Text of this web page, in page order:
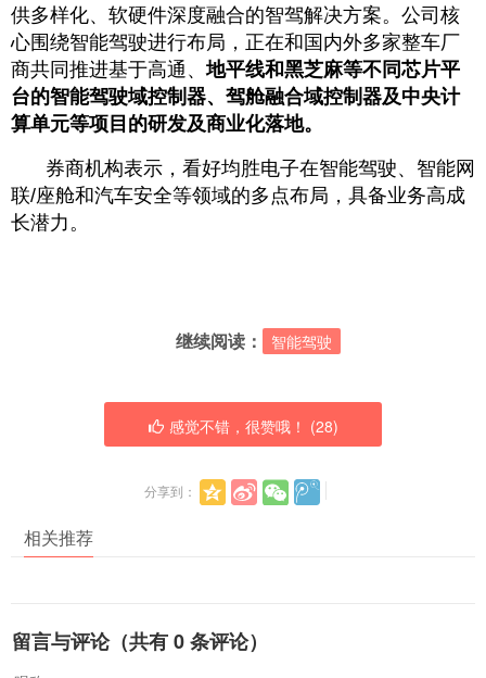
供多样化、软硬件深度融合的智驾解决方案。公司核
心围绕智能驾驶进行布局，正在和国内外多家整车厂
商共同推进基于高通、地平线和黑芝麻等不同芯片平
台的智能驾驶域控制器、驾舱融合域控制器及中央计
算单元等项目的研发及商业化落地。
券商机构表示，看好均胜电子在智能驾驶、智能网
联/座舱和汽车安全等领域的多点布局，具备业务高成
长潜力。
继续阅读： 智能驾驶
感觉不错，很赞哦！ (28)
分享到：
相关推荐
留言与评论（共有0条评论）